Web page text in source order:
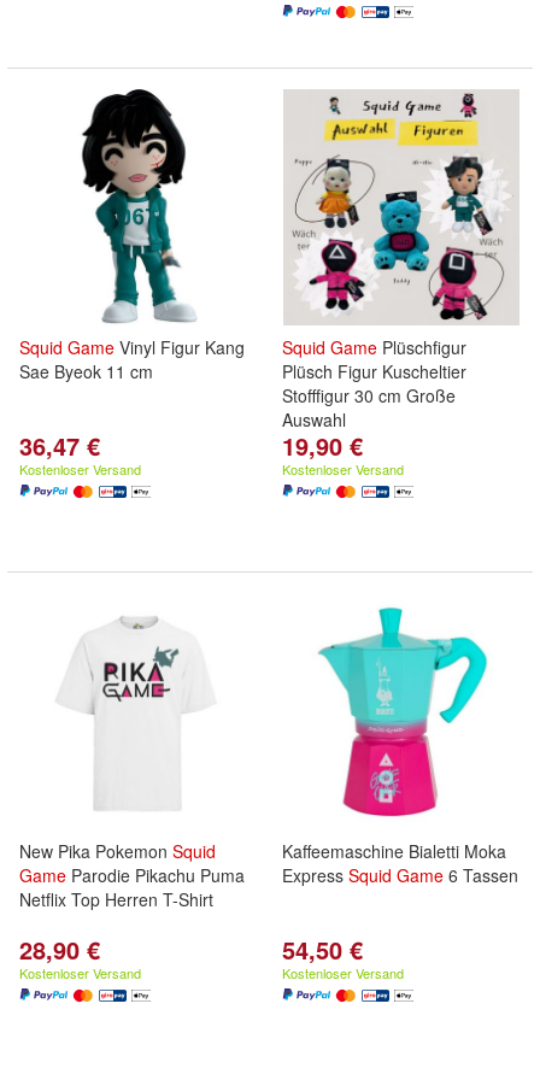
Squid Game Vinyl Figur Kang
Sae Byeok 11 cm
36,47 €
Kostenloser Versand
Squid Game Plüschfigur
Plüsch Figur Kuscheltier
Stofffigur 30 cm Große
Auswahl
19,90 €
Kostenloser Versand
New Pika Pokemon Squid
Game Parodie Pikachu Puma
Netflix Top Herren T-Shirt
28,90 €
Kostenloser Versand
Kaffeemaschine Bialetti Moka
Express Squid Game 6 Tassen
54,50 €
Kostenloser Versand